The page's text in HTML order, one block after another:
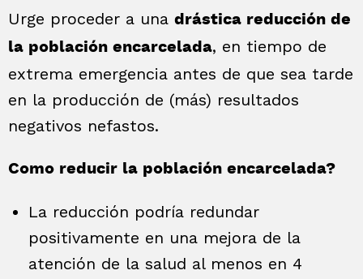
Urge proceder a una drástica reducción de
la población encarcelada, en tiempo de
extrema emergencia antes de que sea tarde
en la producción de (más) resultados
negativos nefastos.
Como reducir la población encarcelada?
La reducción podría redundar
positivamente en una mejora de la
atención de la salud al menos en 4